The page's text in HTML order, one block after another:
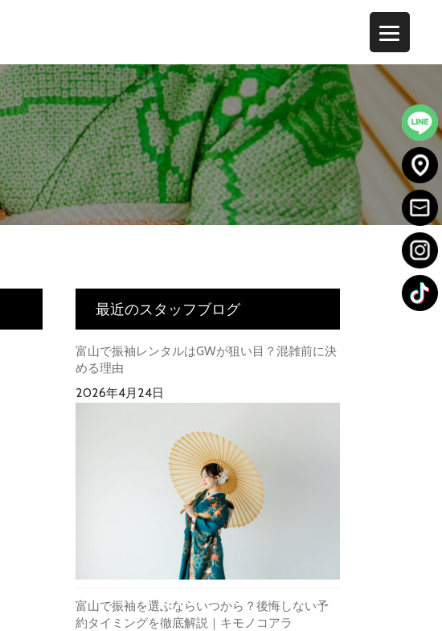
最近のスタッフブログ
富山で振袖レンタルはGWが狙い目？混雑前に決
める理由
2026年4月24日
富山で振袖を選ぶならいつから？後悔しない予
約タイミングを徹底解説｜キモノコアラ